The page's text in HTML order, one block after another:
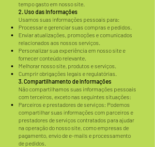
tempo gasto em nosso site.
2. Uso das Informações
Usamos suas informações pessoais para:
Processar e gerenciar suas compras e pedidos.
Enviar atualizações, promoções e comunicados
relacionados aos nossos serviços.
Personalizar sua experiência em nosso site e
fornecer conteúdo relevante.
Melhorar nosso site, produtos e serviços.
Cumprir obrigações legais e regulatórias.
3. Compartilhamento de Informações
Não compartilhamos suas informações pessoais
com terceiros, exceto nas seguintes situações:
Parceiros e prestadores de serviços: Podemos
compartilhar suas informações com parceiros e
prestadores de serviços contratados para ajudar
na operação do nosso site, como empresas de
pagamento, envio de e-mails e processamento
de pedidos.